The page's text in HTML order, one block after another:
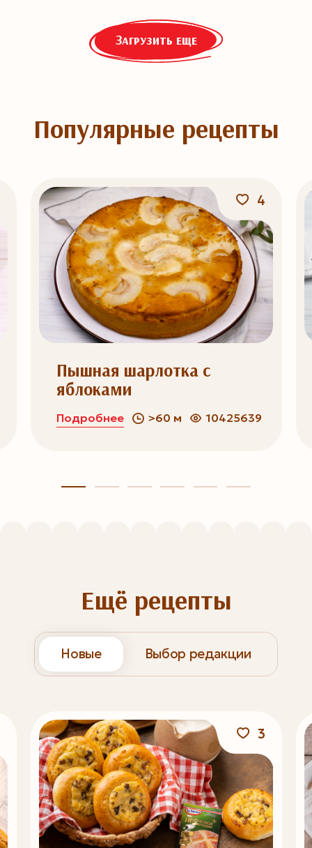
Загрузить еще
Популярные рецепты
4
Пышная шарлотка с
яблоками
Подробнее >60 м 10425639
Ещё рецепты
Новые Выбор редакции
3